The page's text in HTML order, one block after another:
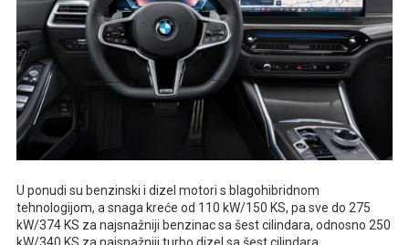
U ponudi su benzinski i dizel motori s blagohibridnom
tehnologijom, a snaga kreće od 110 kW/150 KS, pa sve do 275
kW/374 KS za najsnažniji benzinac sa šest cilindara, odnosno 250